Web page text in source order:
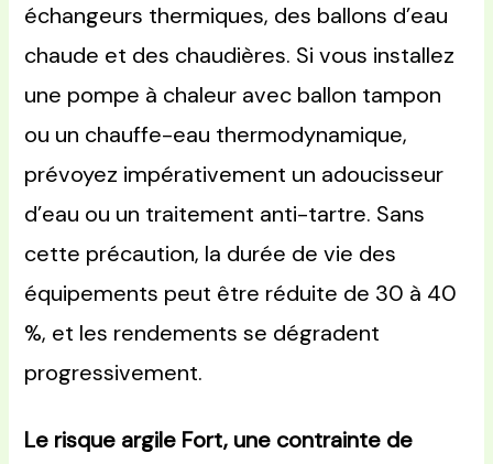
échangeurs thermiques, des ballons d’eau
chaude et des chaudières. Si vous installez
une pompe à chaleur avec ballon tampon
ou un chauffe-eau thermodynamique,
prévoyez impérativement un adoucisseur
d’eau ou un traitement anti-tartre. Sans
cette précaution, la durée de vie des
équipements peut être réduite de 30 à 40
%, et les rendements se dégradent
progressivement.
Le risque argile Fort, une contrainte de